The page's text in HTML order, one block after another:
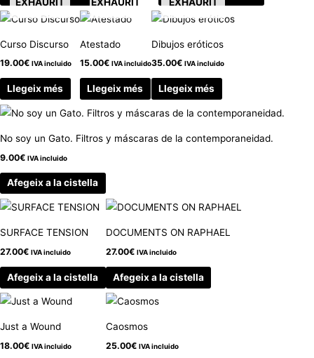
EXHAURIT
Curso Discurso
19.00€ IVA incluido
Llegeix més
EXHAURIT
Atestado
15.00€ IVA incluido
Llegeix més
EXHAURIT
Dibujos eróticos
35.00€ IVA incluido
Llegeix més
No soy un Gato. Filtros y máscaras de la contemporaneidad.
9.00€ IVA incluido
Afegeix a la cistella
SURFACE TENSION
27.00€ IVA incluido
Afegeix a la cistella
DOCUMENTS ON RAPHAEL
27.00€ IVA incluido
Afegeix a la cistella
Just a Wound
18.00€ IVA incluido
Caosmos
25.00€ IVA incluido